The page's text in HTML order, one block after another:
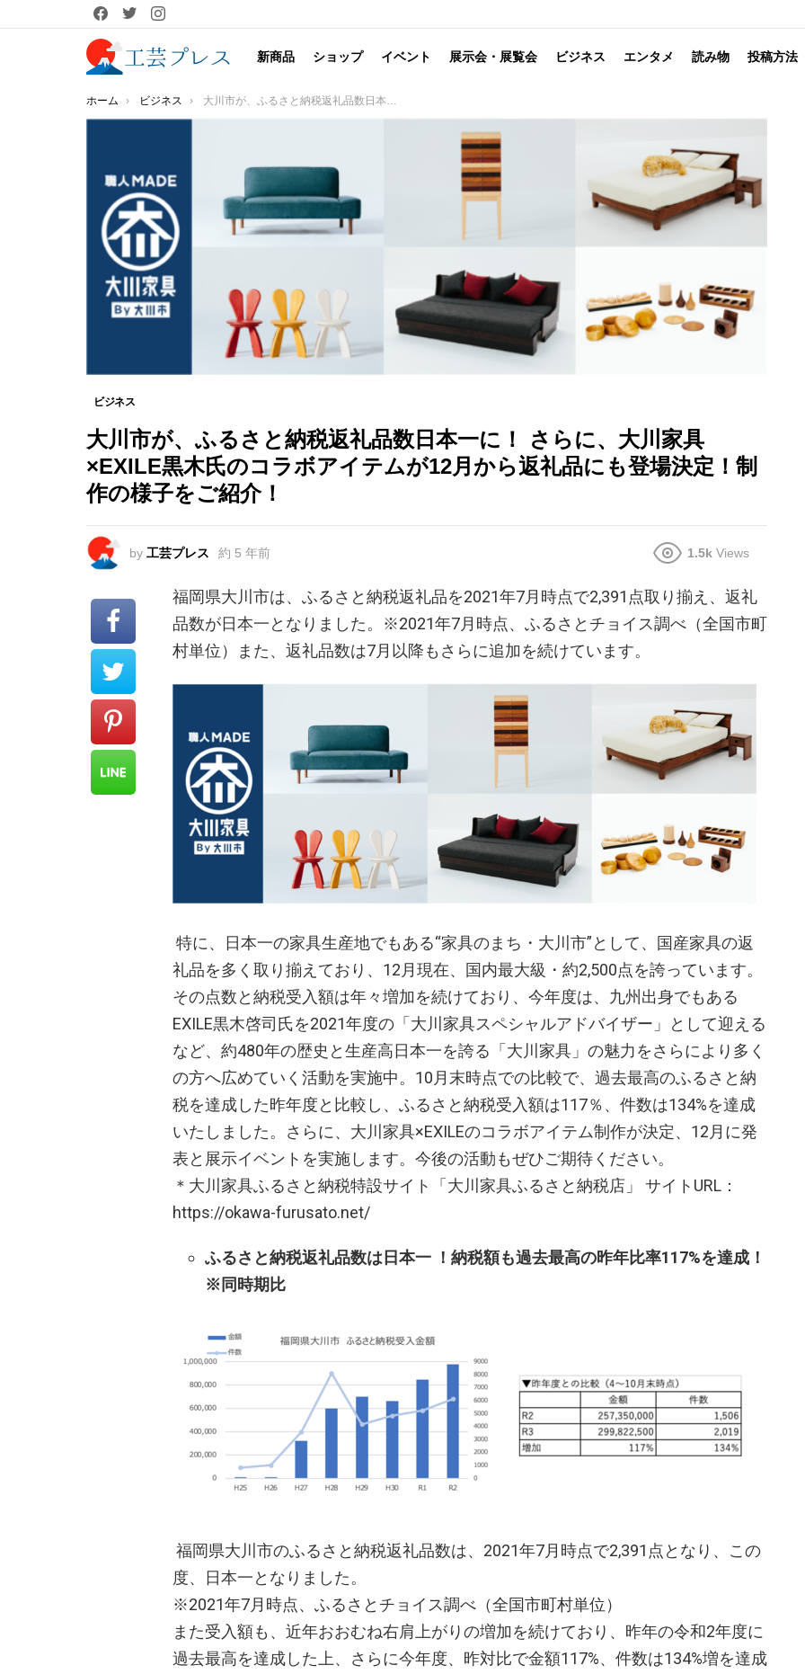
facebooktwitterinstagram
新商品 ショップ イベント 展示会・展覧会 ビジネス エンタメ 読み物 投稿方法
You are here:
ホーム ビジネス 大川市が、ふるさと納税返礼品数日本一に！ さらに、大川家具×EXILE黒木氏のコラボアイテムが12月から返礼品にも登場決定！制作の様子をご紹介！
ビジネス
大川市が、ふるさと納税返礼品数日本一に！ さらに、大川家具
×EXILE黒木氏のコラボアイテムが12月から返礼品にも登場決定！制
作の様子をご紹介！
by 工芸プレス 約 5 年前 1.5k Views
福岡県大川市は、ふるさと納税返礼品を2021年7月時点で2,391点取り揃え、返礼
品数が日本一となりました。※2021年7月時点、ふるさとチョイス調べ（全国市町
村単位）また、返礼品数は7月以降もさらに追加を続けています。
特に、日本一の家具生産地でもある“家具のまち・大川市”として、国産家具の返
礼品を多く取り揃えており、12月現在、国内最大級・約2,500点を誇っています。
その点数と納税受入額は年々増加を続けており、今年度は、九州出身でもある
EXILE黒木啓司氏を2021年度の「大川家具スペシャルアドバイザー」として迎える
など、約480年の歴史と生産高日本一を誇る「大川家具」の魅力をさらにより多く
の方へ広めていく活動を実施中。10月末時点での比較で、過去最高のふるさと納
税を達成した昨年度と比較し、ふるさと納税受入額は117％、件数は134%を達成
いたしました。さらに、大川家具×EXILEのコラボアイテム制作が決定、12月に発
表と展示イベントを実施します。今後の活動もぜひご期待ください。
＊大川家具ふるさと納税特設サイト「大川家具ふるさと納税店」 サイトURL：
https://okawa-furusato.net/
ふるさと納税返礼品数は日本一 ！納税額も過去最高の昨年比率117%を達成！
※同時期比
福岡県大川市のふるさと納税返礼品数は、2021年7月時点で2,391点となり、この
度、日本一となりました。
※2021年7月時点、ふるさとチョイス調べ（全国市町村単位）
また受入額も、近年おおむね右肩上がりの増加を続けており、昨年の令和2年度に
過去最高を達成した上、さらに今年度、昨対比で金額117%、件数は134%増を達成